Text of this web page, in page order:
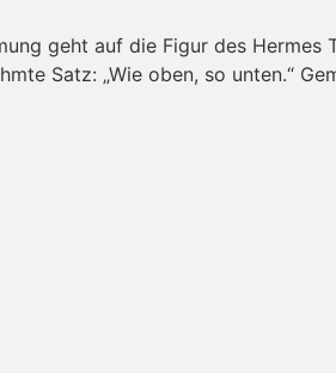
geht auf die Figur des Hermes
Satz: „Wie oben, so unten.“